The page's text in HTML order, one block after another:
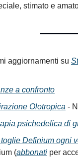
stimato e
aggiornamenti su
a confronto
Olotropica -
psichedelica di
Definium ogni
(abbonati per